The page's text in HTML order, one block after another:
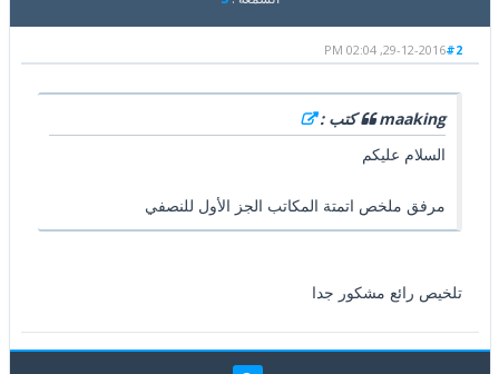
#2
29-12-2016, 02:04 PM
maaking كتب :
السلام عليكم
مرفق ملخص اتمتة المكاتب الجز الأول للنصفي
تلخيص رائع مشكور جدا